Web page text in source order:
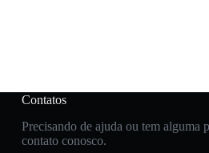
Contatos
Precisando de ajuda ou tem alguma
contato conosco.